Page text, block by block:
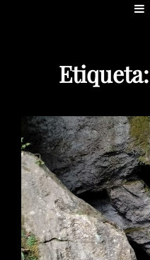
Etiqueta: